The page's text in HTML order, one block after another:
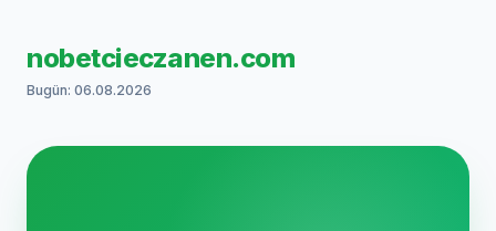
nobetcieczanen.com
Bugün: 06.08.2026